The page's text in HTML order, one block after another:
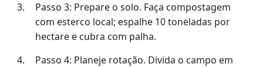
Passo 3: Prepare o solo. Faça compostagem
com esterco local; espalhe 10 toneladas por
hectare e cubra com palha.
Passo 4: Planeje rotação. Divida o campo em